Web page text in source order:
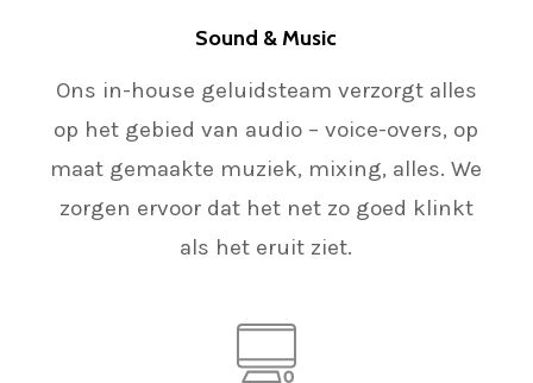
Sound & Music
Ons in-house geluidsteam verzorgt alles
op het gebied van audio – voice-overs, op
maat gemaakte muziek, mixing, alles. We
zorgen ervoor dat het net zo goed klinkt
als het eruit ziet.